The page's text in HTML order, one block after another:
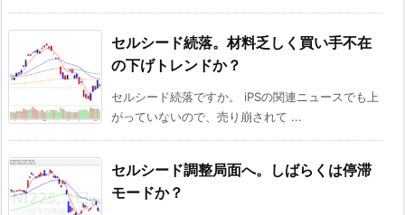
セルシード続落。材料乏しく買い手不在
の下げトレンドか？
セルシード続落ですか。 iPSの関連ニュースでも上
がっていないので、売り崩されて ...
セルシード調整局面へ。しばらくは停滞
モードか？